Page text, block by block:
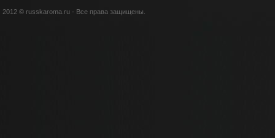
2012 © russkaroma.ru - Все права защищены.